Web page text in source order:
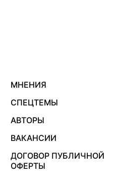
МНЕНИЯ
СПЕЦТЕМЫ
АВТОРЫ
ВАКАНСИИ
ДОГОВОР ПУБЛИЧНОЙ
ОФЕРТЫ